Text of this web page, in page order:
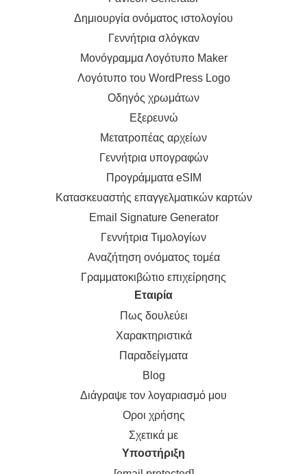
Δημιουργία ονόματος ιστολογίου
Γεννήτρια σλόγκαν
Μονόγραμμα Λογότυπο Maker
Λογότυπο του WordPress Logo
Οδηγός χρωμάτων
Εξερευνώ
Μετατροπέας αρχείων
Γεννήτρια υπογραφών
Προγράμματα eSIM
Κατασκευαστής επαγγελματικών καρτών
Email Signature Generator
Γεννήτρια Τιμολογίων
Αναζήτηση ονόματος τομέα
Γραμματοκιβώτιο επιχείρησης
Εταιρία
Πως δουλεύει
Χαρακτηριστικά
Παραδείγματα
Blog
Διάγραψε τον λογαριασμό μου
Οροι χρήσης
Σχετικά με
Υποστήριξη